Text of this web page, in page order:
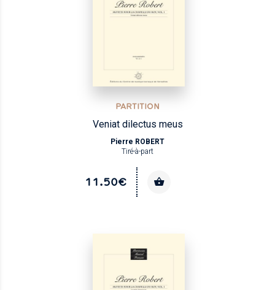
PARTITION
Veniat dilectus meus
Pierre ROBERT
Tiré-à-part
11.50€